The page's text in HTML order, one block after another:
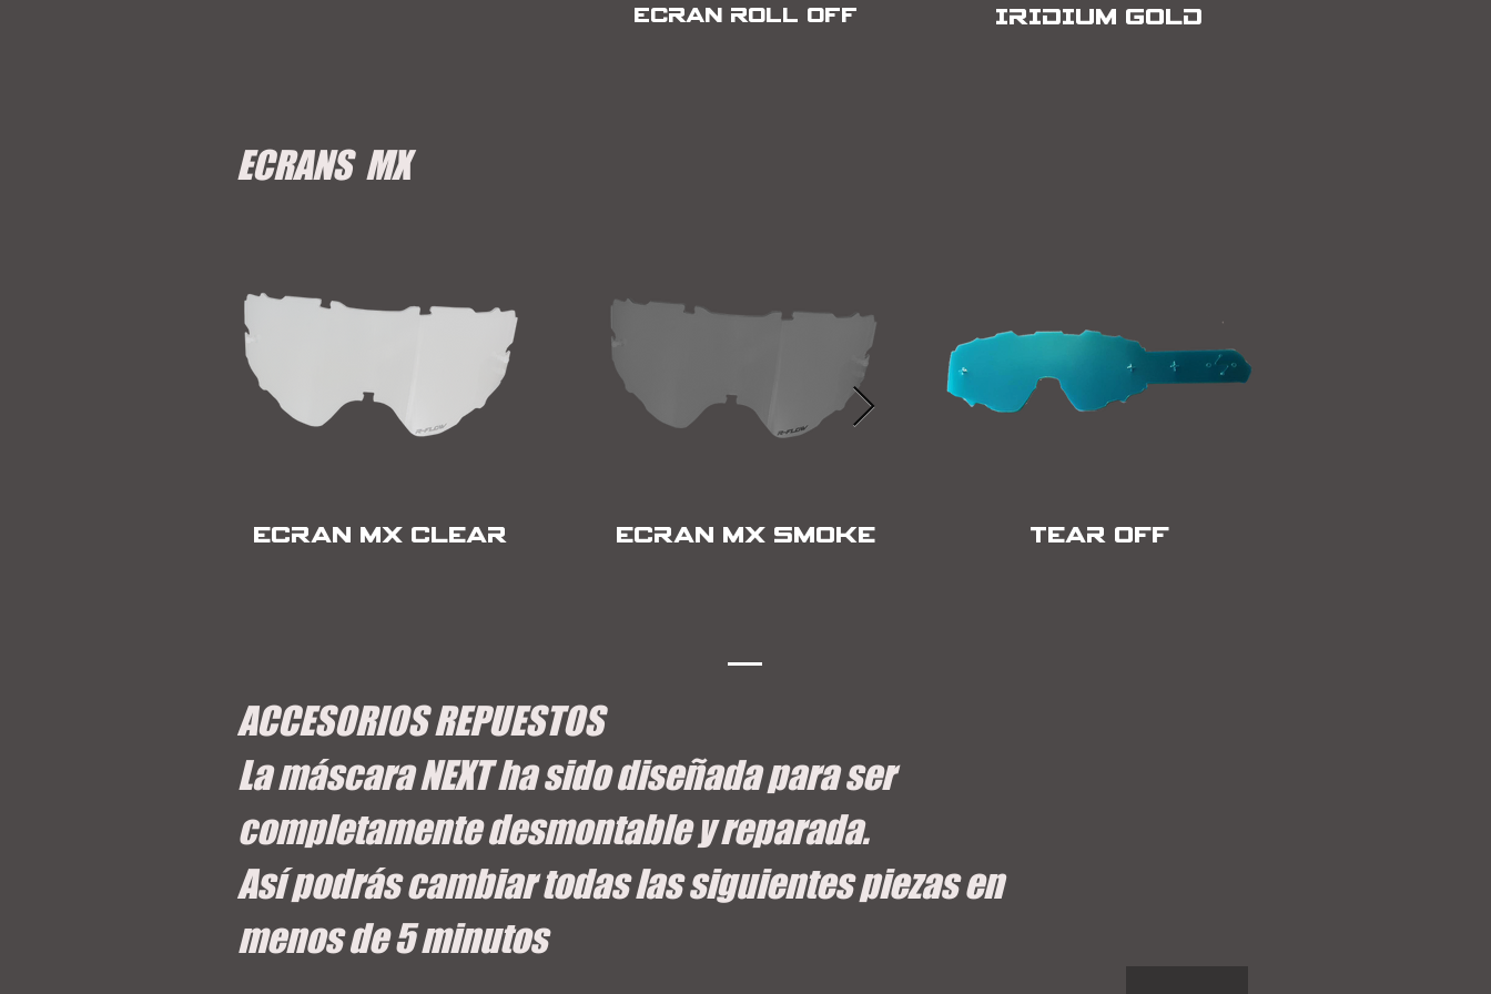
ECRAN ROLL OFF IRIDIUM GOLD
ECRANS MX
ECRAN MX CLEAR ECRAN MX SMOKE TEAR OFF
ACCESORIOS REPUESTOS
La máscara NEXT ha sido diseñada para ser
completamente desmontable y reparada.
Así podrás cambiar todas las siguientes piezas en
menos de 5 minutos